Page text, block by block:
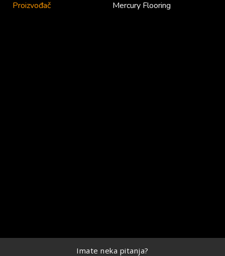
Proizvođač
Mercury Flooring
Imate neka pitanja?